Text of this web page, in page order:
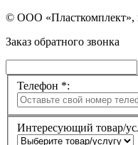
© ООО «Пласткомплект»,
Заказ обратного звонка
Телефон *:
Интересующий товар/